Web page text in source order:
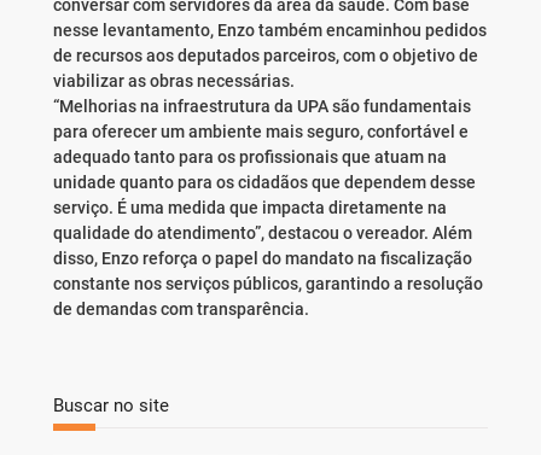
conversar com servidores da área da saúde. Com base
nesse levantamento, Enzo também encaminhou pedidos
de recursos aos deputados parceiros, com o objetivo de
viabilizar as obras necessárias.
“Melhorias na infraestrutura da UPA são fundamentais
para oferecer um ambiente mais seguro, confortável e
adequado tanto para os profissionais que atuam na
unidade quanto para os cidadãos que dependem desse
serviço. É uma medida que impacta diretamente na
qualidade do atendimento”, destacou o vereador. Além
disso, Enzo reforça o papel do mandato na fiscalização
constante nos serviços públicos, garantindo a resolução
de demandas com transparência.
Buscar no site